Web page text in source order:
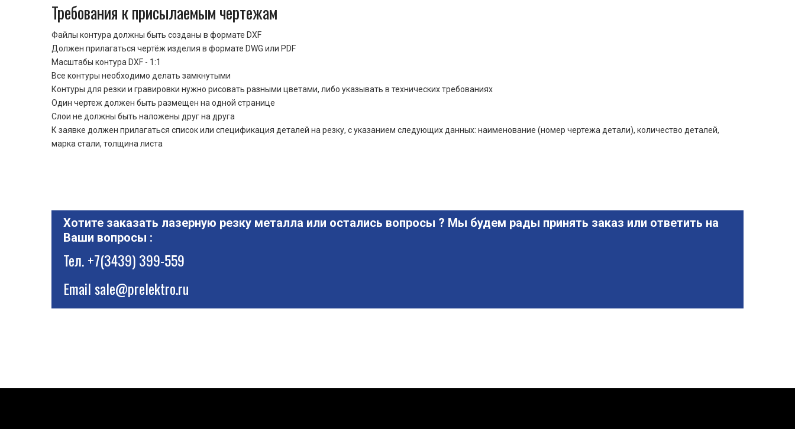
Требования к присылаемым чертежам
Файлы контура должны быть созданы в формате DXF
Должен прилагаться чертёж изделия в формате DWG или PDF
Масштабы контура DXF - 1:1
Все контуры необходимо делать замкнутыми
Контуры для резки и гравировки нужно рисовать разными цветами, либо указывать в технических требованиях
Один чертеж должен быть размещен на одной странице
Cлои не должны быть наложены друг на друга
К заявке должен прилагаться список или спецификация деталей на резку, с указанием следующих данных: наименование (номер чертежа детали), количество деталей,
марка стали, толщина листа
Хотите заказать лазерную резку металла или остались вопросы ? Мы будем рады принять заказ или ответить на
Ваши вопросы :
Тел.+7(3439) 399-559
Emailsale@prelektro.ru